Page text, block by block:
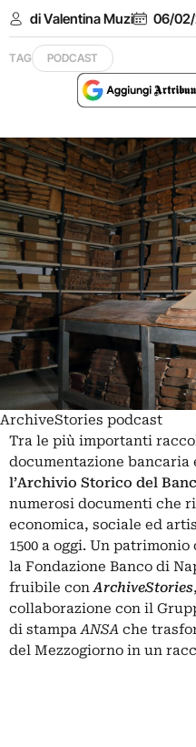
di Valentina Muzi 06/
TAG PODCAST
ArchiveStories podcast
Tra le più importanti
documentazione bancaria
l’Archivio Storico del
numerosi documenti che
economica, sociale ed
1500 a oggi. Un
la Fondazione Banco di
fruibile conArchiveStories
collaborazione con il
di stampaANSA che
del Mezzogiorno in un